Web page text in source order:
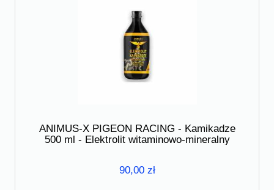
ANIMUS-X PIGEON RACING - Kamikadze
500 ml - Elektrolit witaminowo-mineralny
90,00 zł